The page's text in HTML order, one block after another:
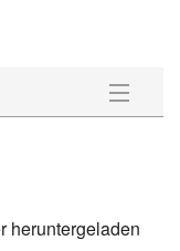
heruntergeladen